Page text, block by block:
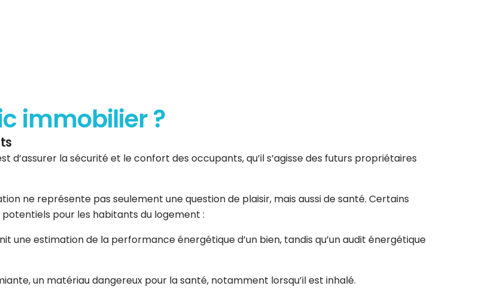
immobilier ?
d’assurer la sécurité et le confort des occupants, qu’il s’agisse des futurs propriétaires
ne représente pas seulement une question de plaisir, mais aussi de santé. Certains
pour les habitants du logement :
une estimation de la performance énergétique d’un bien, tandis qu’un audit énergétique
un matériau dangereux pour la santé, notamment lorsqu’il est inhalé.